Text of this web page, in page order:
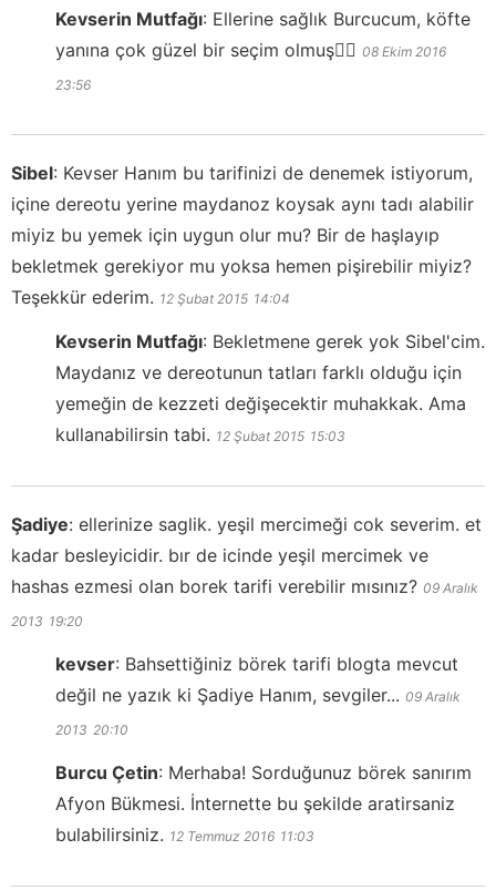
Kevserin Mutfağı: Ellerine sağlık Burcucum, köfte
yanına çok güzel bir seçim olmuş👍🏻 08 Ekim 2016
23:56
Sibel: Kevser Hanım bu tarifinizi de denemek istiyorum,
içine dereotu yerine maydanoz koysak aynı tadı alabilir
miyiz bu yemek için uygun olur mu? Bir de haşlayıp
bekletmek gerekiyor mu yoksa hemen pişirebilir miyiz?
Teşekkür ederim. 12 Şubat 2015 14:04
Kevserin Mutfağı: Bekletmene gerek yok Sibel'cim.
Maydanız ve dereotunun tatları farklı olduğu için
yemeğin de kezzeti değişecektir muhakkak. Ama
kullanabilirsin tabi. 12 Şubat 2015 15:03
Şadiye: ellerinize saglik. yeşil mercimeği cok severim. et
kadar besleyicidir. bır de icinde yeşil mercimek ve
hashas ezmesi olan borek tarifi verebilir mısınız? 09 Aralık
2013 19:20
kevser: Bahsettiğiniz börek tarifi blogta mevcut
değil ne yazık ki Şadiye Hanım, sevgiler... 09 Aralık
2013 20:10
Burcu Çetin: Merhaba! Sorduğunuz börek sanırım
Afyon Bükmesi. İnternette bu şekilde aratirsaniz
bulabilirsiniz. 12 Temmuz 2016 11:03